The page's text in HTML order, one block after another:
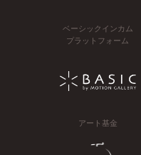
ベーシックインカム
プラットフォーム
アート基金